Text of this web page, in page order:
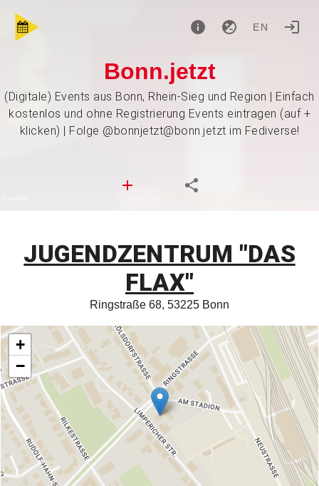
EN
Bonn.jetzt
(Digitale) Events aus Bonn, Rhein-Sieg und Region | Einfach
kostenlos und ohne Registrierung Events eintragen (auf +
klicken) | Folge @bonnjetzt@bonn.jetzt im Fediverse!
JUGENDZENTRUM "DAS
FLAX"
Ringstraße 68, 53225 Bonn
+
−